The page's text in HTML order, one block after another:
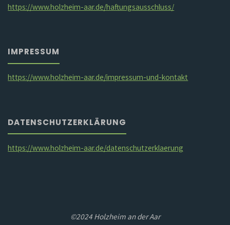
https://www.holzheim-aar.de/haftungsausschluss/
IMPRESSUM
https://www.holzheim-aar.de/impressum-und-kontakt
DATENSCHUTZERKLÄRUNG
https://www.holzheim-aar.de/datenschutzerklaerung
©2024 Holzheim an der Aar